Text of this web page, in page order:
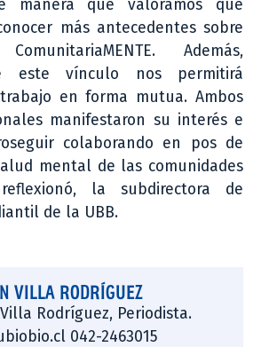
manera que valoramos que
más antecedentes sobre
Además,
este vínculo nos permitirá
en forma mutua. Ambos
manifestaron su interés e
colaborando en pos de
mental de las comunidades
reflexionó, la subdirectora de
de la UBB.
VILLA RODRÍGUEZ
Rodríguez, Periodista.
042-2463015